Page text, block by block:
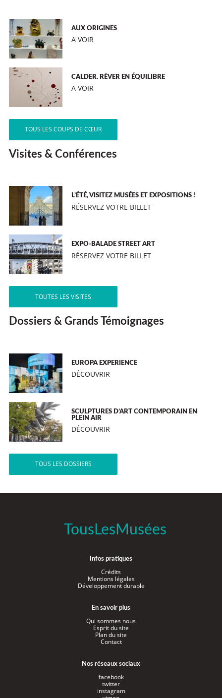
AUX ORIGINES
A VOIR
CALDER. RÊVER EN ÉQUILIBRE
A VOIR
TOUS LES COUPS DE CŒUR
Visites & Conférences
L’ÉTÉ, VISITEZ MUSÉES ET EXPOSITIONS !
RÉSERVEZ VOTRE BILLET
EXPO-BALADE STREET ART
RÉSERVEZ VOTRE BILLET
TOUTES LES VISITES
Dossiers & Grands Témoignages
EUROPA EXPERIENCE
DÉCOUVRIR
SCULPTURES D’ART CONTEMPORAIN EN
PLEIN AIR
DÉCOUVRIR
TOUS LES DOSSIERS
TousLesMusées
Infos pratiques
Crédits
Mentions légales
Développement durable
En savoir plus
Qui sommes nous
Esprit du site
Plan du site
Contact
Nos réseaux sociaux
facebook
twitter
instagram